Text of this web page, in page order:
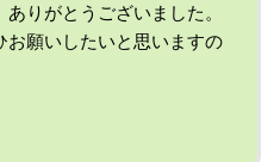
りがとうございました。
お願いしたいと思いますの